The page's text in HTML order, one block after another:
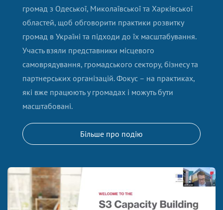
громад з Одеської, Миколаївської та Харківської
областей, щоб обговорити практики розвитку
громад в Україні та підходи до їх масштабування.
Участь взяли представники місцевого
самоврядування, громадського сектору, бізнесу та
партнерських організацій. Фокус – на практиках,
які вже працюють у громадах і можуть бути
масштабовані.
Більше про подію